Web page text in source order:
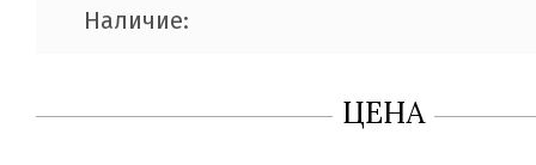
Наличие:
ЦЕНА